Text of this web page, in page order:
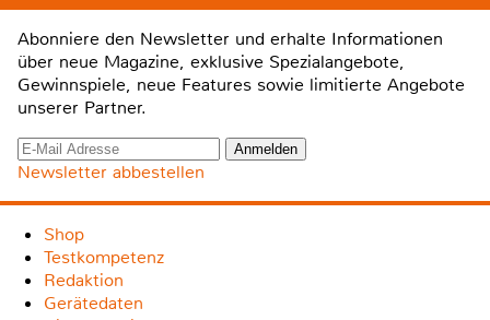
Abonniere den Newsletter und erhalte Informationen
über neue Magazine, exklusive Spezialangebote,
Gewinnspiele, neue Features sowie limitierte Angebote
unserer Partner.
Newsletter abbestellen
Shop
Testkompetenz
Redaktion
Gerätedaten